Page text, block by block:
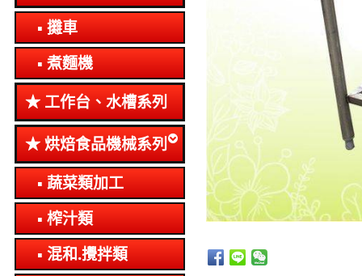
攤車
煮麵機
工作台、水槽系列
烘焙食品機械系列
蔬菜類加工
榨汁類
混和.攪拌類